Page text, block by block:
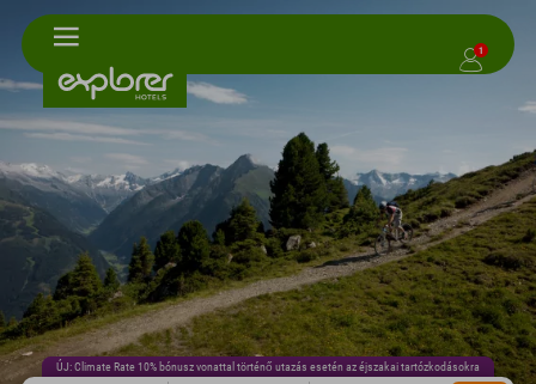
1
ÚJ: Climate Rate 10% bónusz vonattal történő utazás esetén az éjszakai tartózkodásokra